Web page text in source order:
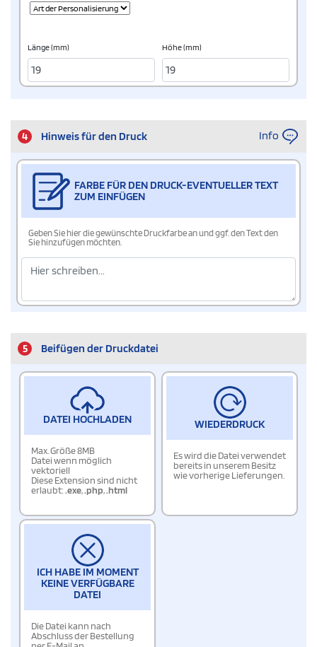
Länge (mm) Höhe (mm)
4 Hinweis für den Druck Info
FARBE FÜR DEN DRUCK-EVENTUELLER TEXT
ZUM EINFÜGEN
Geben Sie hier die gewünschte Druckfarbe an und ggf. den Text den
Sie hinzufügen möchten.
5 Beifügen der Druckdatei
DATEI HOCHLADEN
Max. Größe 8MB
Datei wenn möglich
vektoriell
Diese Extension sind nicht
erlaubt:.exe,.php,.html
WIEDERDRUCK
Es wird die Datei verwendet
bereits in unserem Besitz
wie vorherige Lieferungen.
ICH HABE IM MOMENT
KEINE VERFÜGBARE
DATEI
Die Datei kann nach
Abschluss der Bestellung